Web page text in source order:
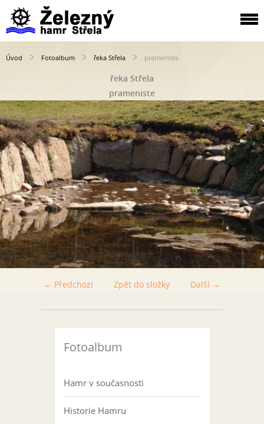
Úvod Fotoalbum řeka Střela prameniste
řeka Střela
prameniste
← Předchozí Další →
Zpět do složky
Fotoalbum
Hamr v současnosti
Historie Hamru